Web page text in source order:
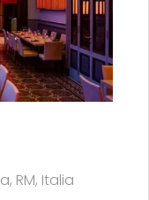
RM, Italia